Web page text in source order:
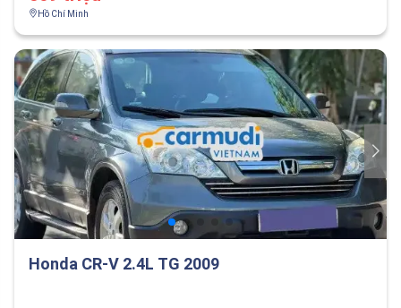
Hồ Chí Minh
Honda CR-V 2.4L TG 2009